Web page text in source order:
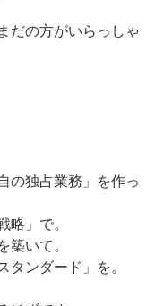
だの方がいらっしゃ
の独占業務」を作っ
略」で。
築いて。
タンダード」を。